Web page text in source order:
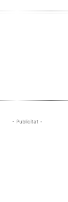
- Publicitat -